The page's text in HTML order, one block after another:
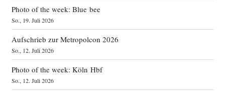
Photo of the week: Blue bee
So., 19. Juli 2026
Aufschrieb zur Metropolcon 2026
So., 12. Juli 2026
Photo of the week: Köln Hbf
So., 12. Juli 2026